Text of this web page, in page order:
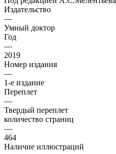
Издательство
—
Умный доктор
Год
—
2019
Номер издания
—
1-е издание
Переплет
—
Твердый переплет
количество страниц
—
464
Наличие иллюстраций